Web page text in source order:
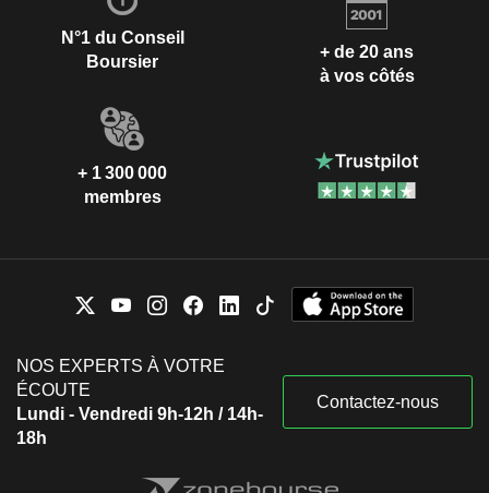
N°1 du Conseil
Boursier
+ de 20 ans
à vos côtés
+ 1 300 000
membres
NOS EXPERTS À VOTRE
ÉCOUTE
Lundi - Vendredi 9h-12h / 14h-
18h
Contactez-nous